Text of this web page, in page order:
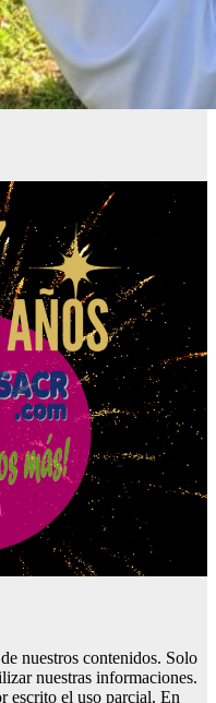
nuestros contenidos. Solo
nuestras informaciones.
escrito el uso parcial. En